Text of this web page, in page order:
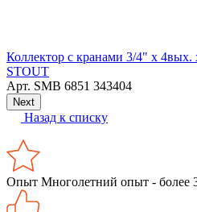
Коллектор с кранами 3/4" х 4вых.
STOUT
Арт. SMB 6851 343404
Next
Назад к списку
Опыт Многолетний опыт - более